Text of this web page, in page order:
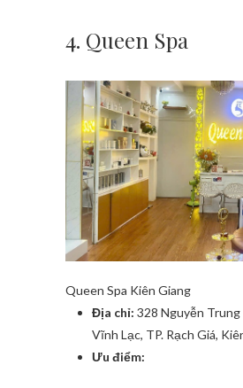
4. Queen Spa
Queen Spa Kiên Giang
Địa chỉ: 328 Nguyễn
Vĩnh Lạc, TP. Rạch Giá,
Ưu điểm: